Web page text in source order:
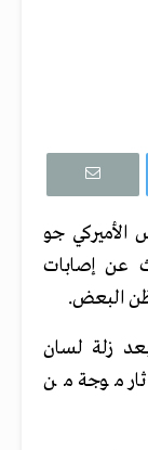
الأميركي جو
عن إصابات
البعض.
زلة لسان
موجة من